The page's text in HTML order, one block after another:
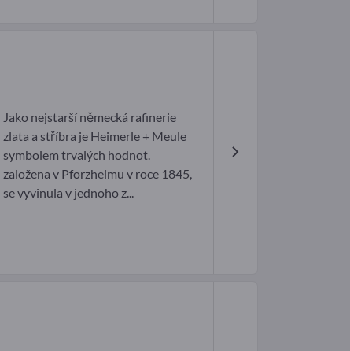
Jako nejstarší německá rafinerie
zlata a stříbra je Heimerle + Meule
symbolem trvalých hodnot.
založena v Pforzheimu v roce 1845,
se vyvinula v jednoho z...